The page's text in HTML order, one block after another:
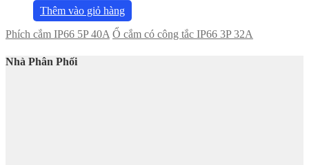
Thêm vào giỏ hàng
Phích cắm IP66 5P 40A Ổ cắm có công tắc IP66 3P 32A
Nhà Phân Phối